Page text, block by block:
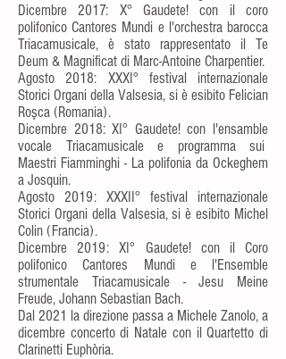
Dicembre 2017: X° Gaudete! con il coro
polifonico Cantores Mundi e l'orchestra barocca
Triacamusicale, è stato rappresentato il Te
Deum & Magnificat di Marc-Antoine Charpentier.
Agosto 2018: XXXI° festival internazionale
Storici Organi della Valsesia, si è esibito Felician
Roşca (Romania).
Dicembre 2018: XI° Gaudete! con l'ensamble
vocale Triacamusicale e programma sui
Maestri Fiamminghi - La polifonia da Ockeghem
a Josquin.
Agosto 2019: XXXII° festival internazionale
Storici Organi della Valsesia, si è esibito Michel
Colin (Francia).
Dicembre 2019: XI° Gaudete! con il Coro
polifonico Cantores Mundi e l'Ensemble
strumentale Triacamusicale - Jesu Meine
Freude, Johann Sebastian Bach.
Dal 2021 la direzione passa a Michele Zanolo, a
dicembre concerto di Natale con il Quartetto di
Clarinetti Euphòria.